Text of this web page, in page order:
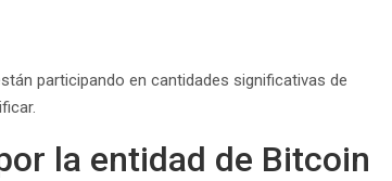
participando en cantidades significativas de
la entidad de Bitcoin